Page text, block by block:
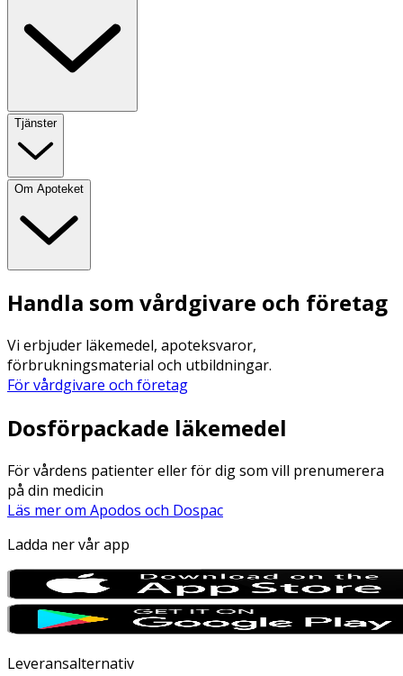
Tjänster
Om Apoteket
Handla som vårdgivare och företag
Vi erbjuder läkemedel, apoteksvaror,
förbrukningsmaterial och utbildningar.
För vårdgivare och företag
Dosförpackade läkemedel
För vårdens patienter eller för dig som vill prenumerera
på din medicin
Läs mer om Apodos och Dospac
Ladda ner vår app
Leveransalternativ